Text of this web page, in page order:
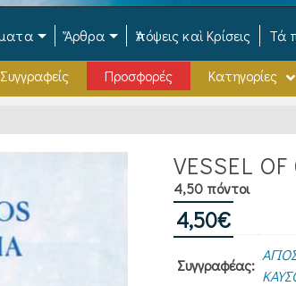
Ἄρθρα Ἀπόψεις καὶ Κρίσεις Τά
Συγγραφείς Προσφορές Κατηγορίες
VESSEL OF
4,50 πόντοι
4,50€
Συγγραφέας: